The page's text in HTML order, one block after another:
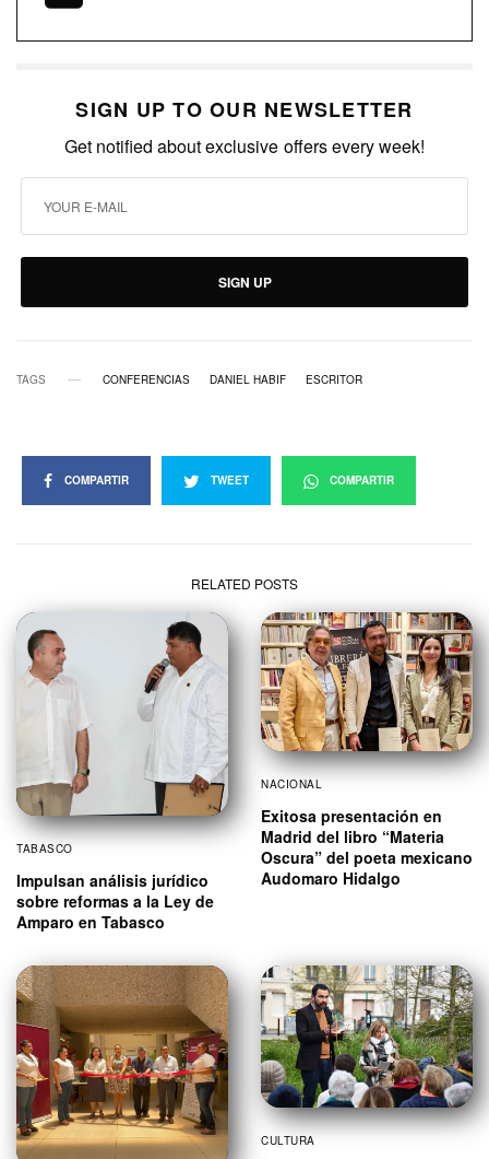
SIGN UP TO OUR NEWSLETTER
Get notified about exclusive offers every week!
SIGN UP
TAGS CONFERENCIAS DANIEL HABIF ESCRITOR
COMPARTIR TWEET COMPARTIR
RELATED POSTS
TABASCO
Impulsan análisis jurídico
sobre reformas a la Ley de
Amparo en Tabasco
NACIONAL
Exitosa presentación en
Madrid del libro “Materia
Oscura” del poeta mexicano
Audomaro Hidalgo
CULTURA